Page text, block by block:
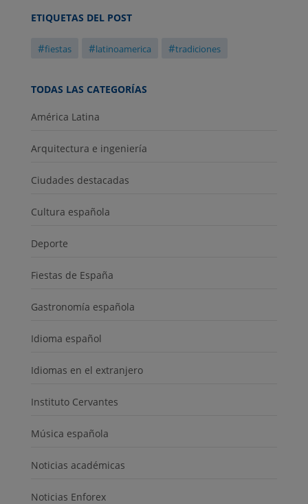
ETIQUETAS DEL POST
#fiestas #latinoamerica #tradiciones
TODAS LAS CATEGORÍAS
América Latina
Arquitectura e ingeniería
Ciudades destacadas
Cultura española
Deporte
Fiestas de España
Gastronomía española
Idioma español
Idiomas en el extranjero
Instituto Cervantes
Música española
Noticias académicas
Noticias Enforex